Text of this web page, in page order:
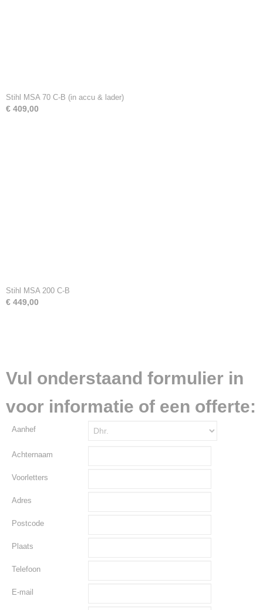
Stihl MSA 70 C-B (in accu & lader)
€ 409,00
Stihl MSA 200 C-B
€ 449,00
Vul onderstaand formulier in
voor informatie of een offerte:
Aanhef
Achternaam
Voorletters
Adres
Postcode
Plaats
Telefoon
E-mail